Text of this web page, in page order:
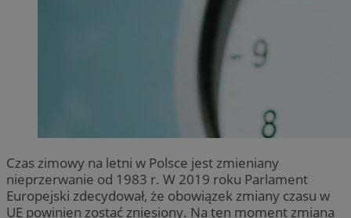
Czas zimowy na letni w Polsce jest zmieniany
nieprzerwanie od 1983 r. W 2019 roku Parlament
Europejski zdecydował, że obowiązek zmiany czasu w
UE powinien zostać zniesiony. Na ten moment zmiana